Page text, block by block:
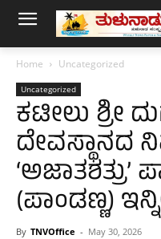
Home Uncategorized
Uncategorized
ಕಟೀಲು ಶ್ರೀ
ದೇವಸ್ಥಾನದ
‘ಅಜಾತಶತ್ರು’
(ಪಾಂಡಣ್ಣ)
By TNVOffice - May 30, 2026